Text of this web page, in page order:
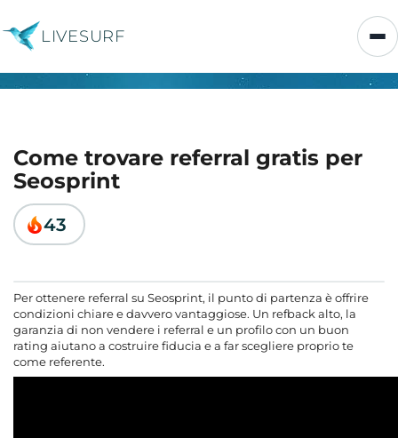
LIVESURF
Come trovare referral gratis per
Seosprint
43
Per ottenere referral su Seosprint, il punto di partenza è offrire
condizioni chiare e davvero vantaggiose. Un refback alto, la
garanzia di non vendere i referral e un profilo con un buon
rating aiutano a costruire fiducia e a far scegliere proprio te
come referente.